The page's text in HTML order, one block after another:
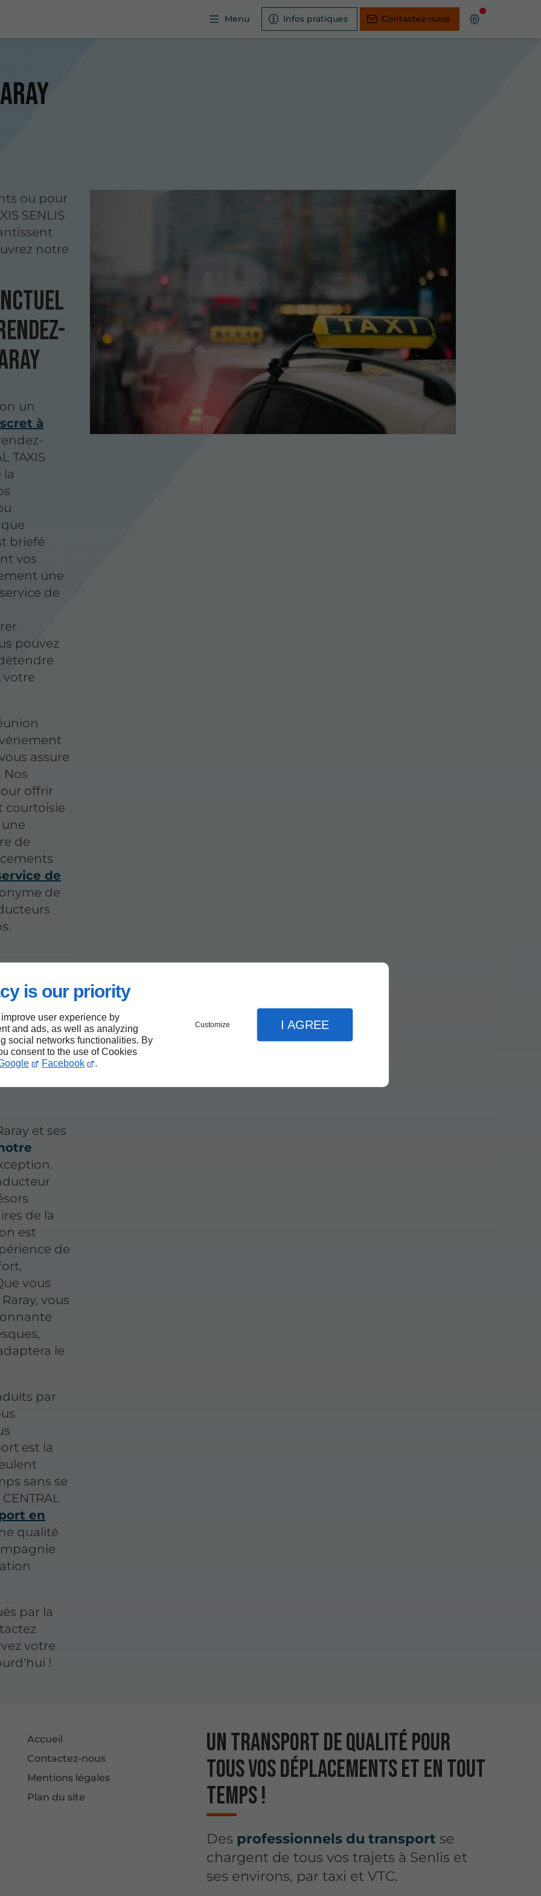
is our priority
user experience by
and ads, as well as analyzing
social networks functionalities. By
consent to the use of Cookies
Facebook .
Customize I AGREE
Menu Infos pratiques Contactez-nous
ou pour
SENLIS
notre
un
à
TAXIS
la
briefé
vos
une
de
pouvez
votre
assure
Nos
offrir
courtoisie
de
de
de
région
et ses
de la
est
de
vous
vous
le
par
est la
sans se
en
qualité
par la
votre
!
Accueil
Contactez-nous
Mentions légales
Plan du site
Un transport de qualité pour
tous vos déplacements et en tout
temps !
Des professionnels du transport se
chargent de tous vos trajets à Senlis et
ses environs, par taxi et VTC.